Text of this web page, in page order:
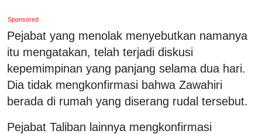
Sponsored
Pejabat yang menolak menyebutkan namanya
itu mengatakan, telah terjadi diskusi
kepemimpinan yang panjang selama dua hari.
Dia tidak mengkonfirmasi bahwa Zawahiri
berada di rumah yang diserang rudal tersebut.
Pejabat Taliban lainnya mengkonfirmasi